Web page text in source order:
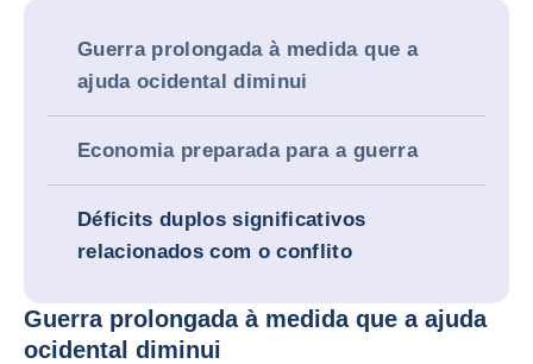
Guerra prolongada à medida que a
ajuda ocidental diminui
Economia preparada para a guerra
Déficits duplos significativos
relacionados com o conflito
Guerra prolongada à medida que a ajuda
ocidental diminui